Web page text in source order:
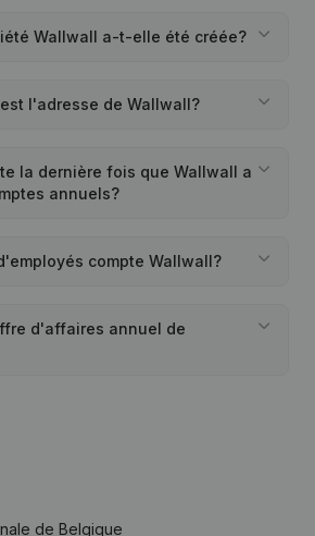
Wallwall a-t-elle été créée?
l'adresse de Wallwall?
la dernière fois que Wallwall a
annuels?
compte Wallwall?
d'affaires annuel de
de Belgique